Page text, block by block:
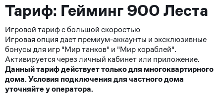
Тариф: Гейминг 900 Леста
Игровой тариф с большой скоростью
Игровая опция дает премиум-аккаунты и эксклюзивные
бонусы для игр "Мир танков" и "Мир кораблей".
Активируется через личный кабинет или приложение.
Данный тариф действует только для многоквартирного
дома. Условия подключения для частного дома
уточняйте у оператора.